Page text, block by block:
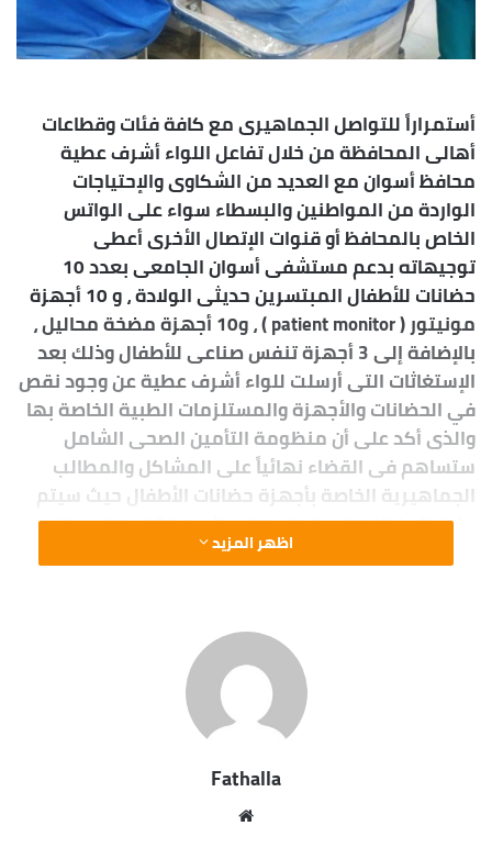
أستمراراً للتواصل الجماهيرى مع كافة فئات وقطاعات
أهالى المحافظة من خلال تفاعل اللواء أشرف عطية
محافظ أسوان مع العديد من الشكاوى والإحتياجات
الواردة من المواطنين والبسطاء سواء على الواتس
الخاص بالمحافظ أو قنوات الإتصال الأخرى أعطى
توجيهاته بدعم مستشفى أسوان الجامعى بعدد 10
حضانات للأطفال المبتسرين حديثى الولادة ، و 10 أجهزة
مونيتور ( patient monitor ) ، و10 أجهزة مضخة محاليل ،
بالإضافة إلى 3 أجهزة تنفس صناعى للأطفال وذلك بعد
الإستغاثات التى أرسلت للواء أشرف عطية عن وجود نقص
في الحضانات والأجهزة والمستلزمات الطبية الخاصة بها
والذى أكد على أن منظومة التأمين الصحى الشامل
ستساهم فى القضاء نهائياً على المشاكل والمطالب
الجماهيرية الخاصة بأجهزة حضانات الأطفال حيث سيتم
زيادة الحضانات إلى 243 جهاز بدلاً من 180 جهاز ، بجانب
جارى العمل في إصلاح العطل المفاجئ بأحدى أجهزة
الثلاجات بمشرحة أسوان عمومية حيث يقوم فريق صيانة
متخصص من الهيئة العربية للتصنيع بعملية الإصلاح
وتحديث الجهاز لسرعة إعادة تشغيل كافة عيون المشرحة
والمستوصفات الخاصة والخيرية تخضع للرقابة المشددة
عليها من خلال لجان التفتيش والتي رصدت وجود مخالفات
اظهر المزيد
Fathalla